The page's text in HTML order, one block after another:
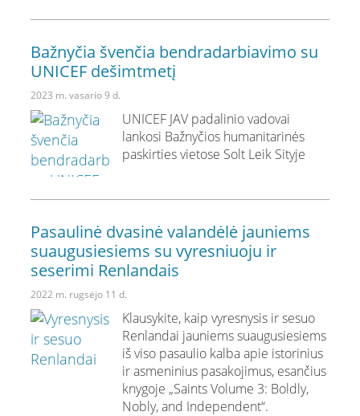
Bažnyčia švenčia bendradarbiavimo su
UNICEF dešimtmetį
2023 m. vasario 9 d.
UNICEF JAV padalinio vadovai
lankosi Bažnyčios humanitarinės
paskirties vietose Solt Leik Sityje
Pasaulinė dvasinė valandėlė jauniems
suaugusiesiems su vyresniuoju ir
seserimi Renlandais
2022 m. rugsėjo 11 d.
Klausykite, kaip vyresnysis ir sesuo
Renlandai jauniems suaugusiesiems
iš viso pasaulio kalba apie istorinius
ir asmeninius pasakojimus, esančius
knygoje „Saints Volume 3: Boldly,
Nobly, and Independent“.